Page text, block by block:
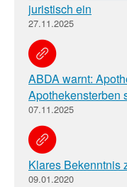
juristisch ein
27.11.2025
ABDA warnt:
Apothekensterben
07.11.2025
Klares Bekenntnis
09.01.2020